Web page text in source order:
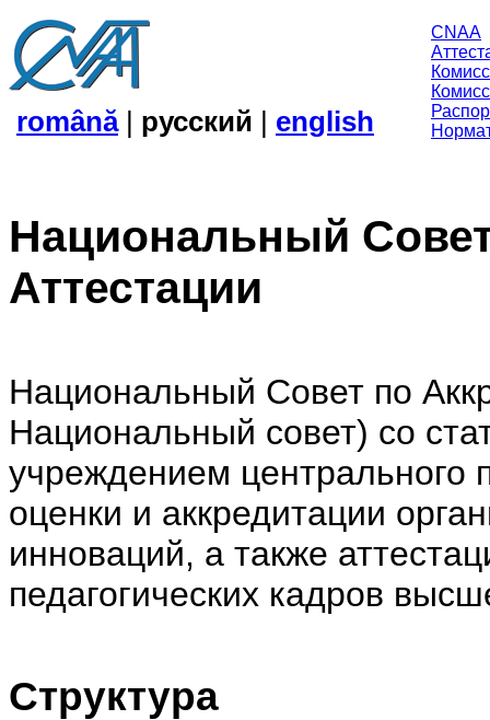
CNAA
română| русский | english
Национальный
Аттестации
Национальный Совет по
Национальный совет) со
учреждением центрального
оценки и аккредитации
инноваций, а также
педагогических кадров
Структура